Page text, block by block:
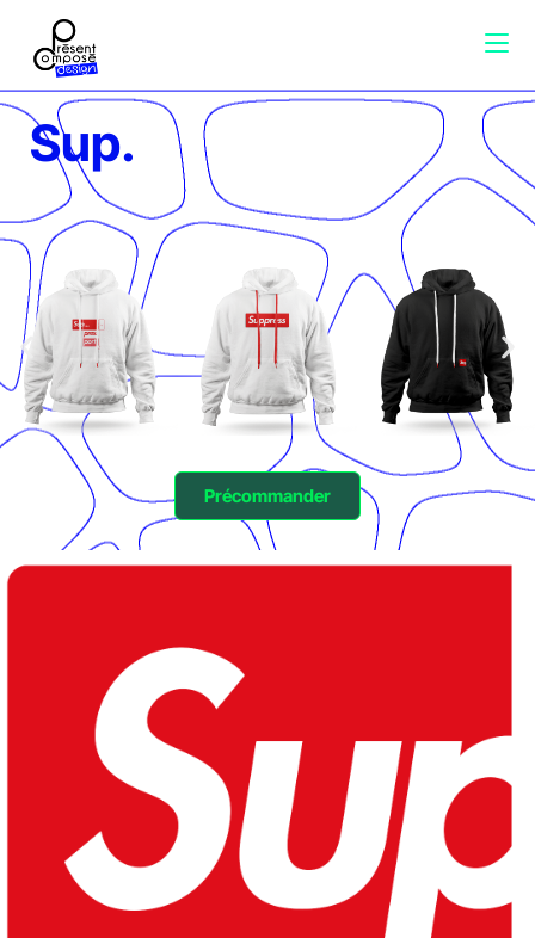
Sup.
Précommander